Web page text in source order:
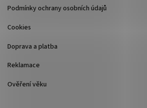
Podmínky ochrany osobních údajů
Cookies
Doprava a platba
Reklamace
Ověření věku